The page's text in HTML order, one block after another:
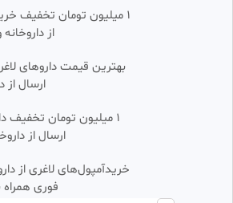
•
سریال شهرزاد قسمت
serendi
• 1 سال پیش
1:07:12
قسمت ۷
نویس فارسی
649 بازدید •
1 میلیون تومان تخفیف
از
ارسال از
۱ میلیون تومان تخفیف
ارسال از
خریدآمپول‌های لاغری از
فوری